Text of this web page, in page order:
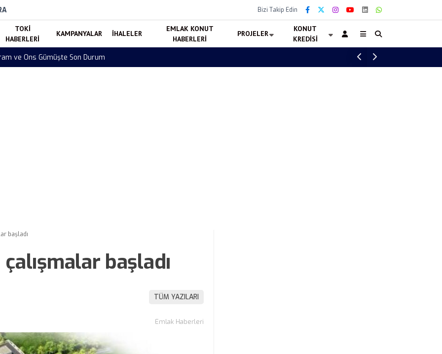
Bizi Takip Edin
TOKI
HABERLERI
KAMPANYALAR İHALELER
EMLAK KONUT
HABERLERI
PROJELER
KONUT
KREDISI
ve Ons Gümüşte Son Durum Altın Fiyatları 7 Ağustos 2026 Ne
başladı
başladı
TÜM YAZILARI
Emlak Haberleri